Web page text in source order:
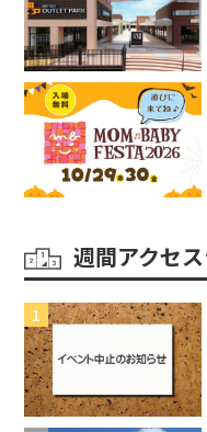
週間アクセ